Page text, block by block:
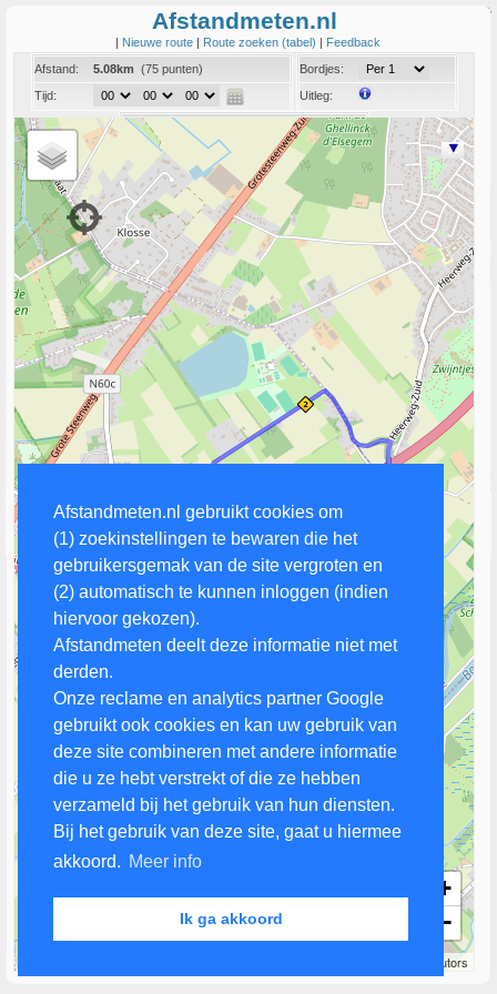
Afstandmeten.nl gebruikt cookies om
(1) zoekinstellingen te bewaren die het
gebruikersgemak van de site vergroten en
(2) automatisch te kunnen inloggen (indien
hiervoor gekozen).
Afstandmeten deelt deze informatie niet met
derden.
Onze reclame en analytics partner Google
gebruikt ook cookies en kan uw gebruik van
deze site combineren met andere informatie
die u ze hebt verstrekt of die ze hebben
verzameld bij het gebruik van hun diensten.
Bij het gebruik van deze site, gaat u hiermee
akkoord. Meer info
Ik ga akkoord
Afstandmeten.nl
| Nieuwe route | Route zoeken (tabel) | Feedback
Afstand:
5.08km (75 punten)
Tijd:
Bordjes:
Uitleg:
Coord:
Link naar deze route
+
−
contributors